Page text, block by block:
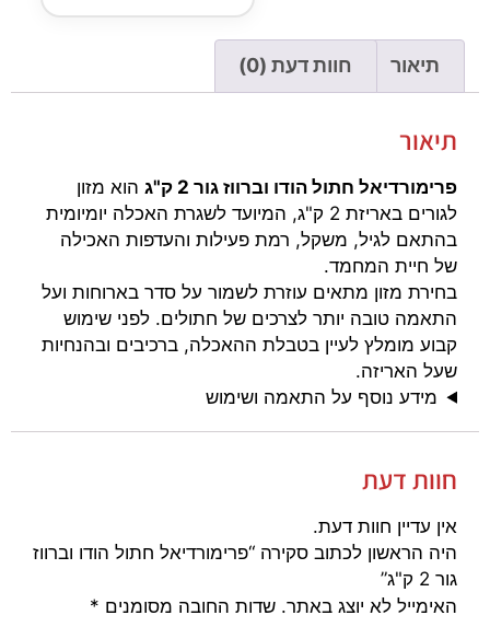
תיאור חוות דעת (0)
תיאור
פרימורדיאל חתול הודו וברווז גור 2 ק"ג
הוא מזון
לגורים באריזת 2 ק"ג, המיועד לשגרת האכלה יומיומית
בהתאם לגיל, משקל, רמת פעילות והעדפות האכילה
של חיית המחמד.
בחירת מזון מתאים עוזרת לשמור על סדר בארוחות ועל
התאמה טובה יותר לצרכים של חתולים. לפני שימוש
קבוע מומלץ לעיין בטבלת ההאכלה, ברכיבים ובהנחיות
שעל האריזה.
מידע נוסף על התאמה ושימוש
חוות דעת
אין עדיין חוות דעת.
היה הראשון לכתוב סקירה “פרימורדיאל חתול הודו וברווז
גור 2 ק"ג”
האימייל לא יוצג באתר. שדות החובה מסומנים *